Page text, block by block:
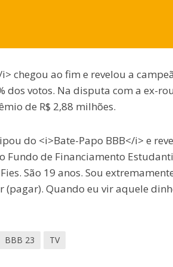
chegou ao fim e revelou a
votos. Na disputa com a ex-
de R$ 2,88 milhões.
do <i>Bate-Papo BBB</i> e
de Financiamento
São 19 anos. Sou
Quando eu vir aquele
BBB 23 TV